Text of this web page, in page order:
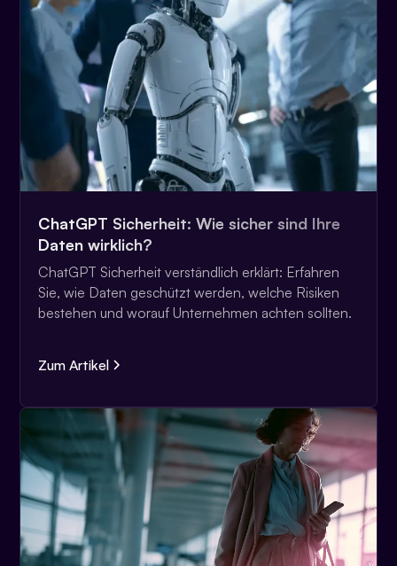
ChatGPT Sicherheit: Wie sicher sind Ihre
Daten wirklich?
ChatGPT Sicherheit verständlich erklärt: Erfahren
Sie, wie Daten geschützt werden, welche Risiken
bestehen und worauf Unternehmen achten sollten.
Zum Artikel